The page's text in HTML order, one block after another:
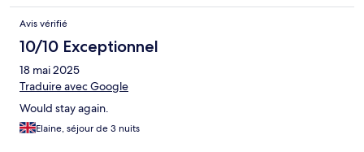
Avis vérifié
10/10 Exceptionnel
18 mai 2025
Traduire avec Google
Would stay again.
Elaine, séjour de 3 nuits